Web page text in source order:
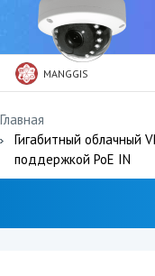
MANGGIS
Главная
Гигабитный облачный
поддержкой PoE IN